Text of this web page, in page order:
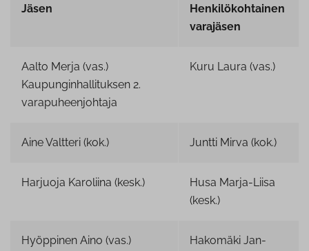
Jäsen
Henkilökohtainen
varajäsen
Aalto Merja (vas.)
Kaupunginhallituksen 2.
varapuheenjohtaja
Kuru Laura (vas.)
Aine Valtteri (kok.) Juntti Mirva (kok.)
Harjuoja Karoliina (kesk.)
Husa Marja-Liisa
(kesk.)
Hyöppinen Aino (vas.)
Hakomäki Jan-